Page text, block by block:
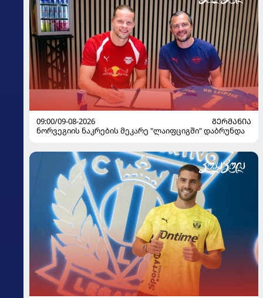
09:00/09-08-2026
ᲒᲔᲠᲛᲐᲜᲘᲐ
ნორვეგიის ნაკრების მეკარე "ლაიფციგში" დაბრუნდა